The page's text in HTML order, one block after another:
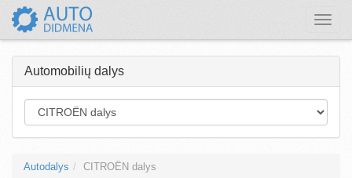
Toggle
Automobilių dalys
Autodalys CITROËN dalys